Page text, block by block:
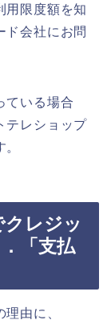
用限度額を知
ド会社にお問
ている場合
テレショップ
レジッ
「支払
由に、